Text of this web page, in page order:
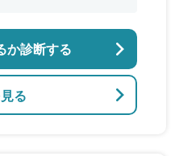
る
か診断する